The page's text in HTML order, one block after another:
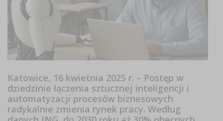
Katowice, 16 kwietnia 2025 r. – Postęp w
dziedzinie łączenia sztucznej inteligencji i
automatyzacji procesów biznesowych
radykalnie zmienia rynek pracy. Według